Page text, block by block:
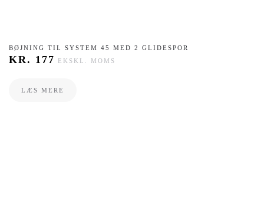
BØJNING TIL SYSTEM 45 MED 2 GLIDESPOR
KR. 177 EKSKL. MOMS
LÆS MERE